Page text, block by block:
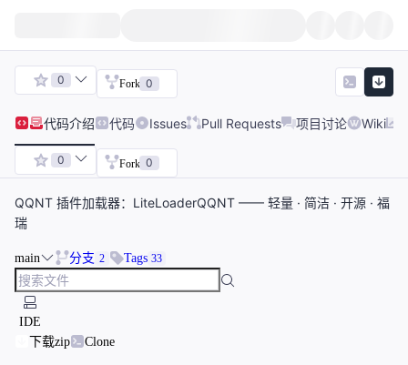
0 Fork 0
代码介绍 代码 Issues Pull Requests 项目讨论 Wiki
0 Fork 0
QQNT 插件加载器：LiteLoaderQQNT —— 轻量 · 简洁 · 开源 · 福
瑞
main 分支 2 Tags 33
IDE
下载zip
Clone